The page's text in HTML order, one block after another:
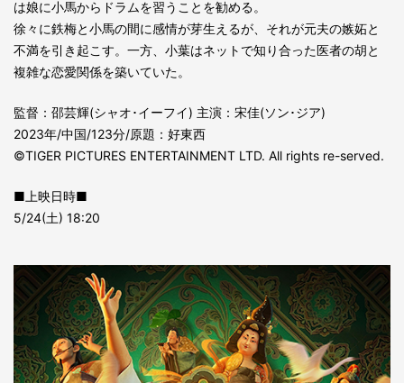
は娘に小馬からドラムを習うことを勧める。
徐々に鉄梅と小馬の間に感情が芽生えるが、それが元夫の嫉妬と
不満を引き起こす。一方、小葉はネットで知り合った医者の胡と
複雑な恋愛関係を築いていた。
監督：邵芸輝(シャオ･イーフイ) 主演：宋佳(ソン･ジア)
2023年/中国/123分/原題：好東西
©TIGER PICTURES ENTERTAINMENT LTD. All rights re-served.
■上映日時■
5/24(土) 18:20